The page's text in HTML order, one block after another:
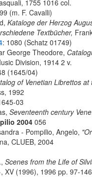
1755 1016 col.
(m. F. Cavalli)
Kataloge der Herzog
Textbücher,
: 1080 (Schatz 01749)
George Theodore,
Division, 1914 2 v.
(1645/04)
of Venetian Librettos
1992
03
Seventeenth century
2004 056
- Pompilio, Angelo,
CLUEB, 2004
Scenes from the Life of
XV (1996), 1996 pp. 97-146